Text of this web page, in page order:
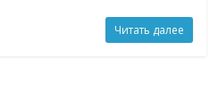
Читать далее